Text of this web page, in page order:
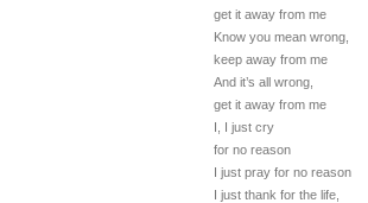
get it away from me
Know you mean wrong,
keep away from me
And it’s all wrong,
get it away from me
I, I just cry
for no reason
I just pray for no reason
I just thank for the life,